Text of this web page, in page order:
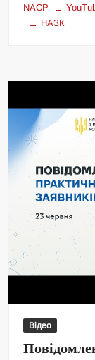
NACP
НАЗК
Відео